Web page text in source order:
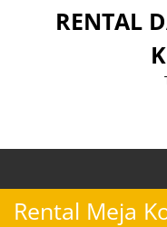
RENTAL
Rental Meja